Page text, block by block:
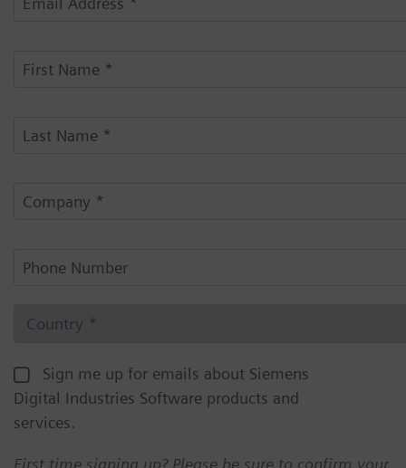
Sign me up for emails about Siemens
Digital Industries Software products and
services.
First time signing up? Please be sure to confirm your